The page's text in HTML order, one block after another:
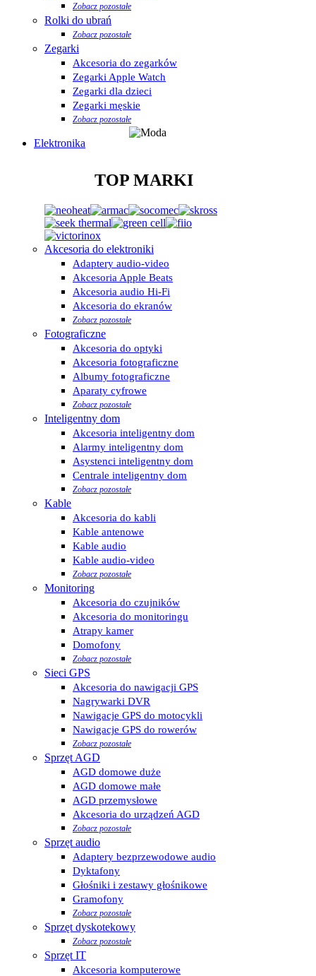
Zobacz pozostałe
Rolki do ubrań
Zobacz pozostałe
Zegarki
Akcesoria do zegarków
Zegarki Apple Watch
Zegarki dla dzieci
Zegarki męskie
Zobacz pozostałe
Elektronika
TOP MARKI
Akcesoria do elektroniki
Adaptery audio-video
Akcesoria Apple Beats
Akcesoria audio Hi-Fi
Akcesoria do ekranów
Zobacz pozostałe
Fotograficzne
Akcesoria do optyki
Akcesoria fotograficzne
Albumy fotograficzne
Aparaty cyfrowe
Zobacz pozostałe
Inteligentny dom
Akcesoria inteligentny dom
Alarmy inteligentny dom
Asystenci inteligentny dom
Centrale inteligentny dom
Zobacz pozostałe
Kable
Akcesoria do kabli
Kable antenowe
Kable audio
Kable audio-video
Zobacz pozostałe
Monitoring
Akcesoria do czujników
Akcesoria do monitoringu
Atrapy kamer
Domofony
Zobacz pozostałe
Sieci GPS
Akcesoria do nawigacji GPS
Nagrywarki DVR
Nawigacje GPS do motocykli
Nawigacje GPS do rowerów
Zobacz pozostałe
Sprzęt AGD
AGD domowe duże
AGD domowe małe
AGD przemysłowe
Akcesoria do urządzeń AGD
Zobacz pozostałe
Sprzęt audio
Adaptery bezprzewodowe audio
Dyktafony
Głośniki i zestawy głośnikowe
Gramofony
Zobacz pozostałe
Sprzęt dyskotekowy
Zobacz pozostałe
Sprzęt IT
Akcesoria komputerowe